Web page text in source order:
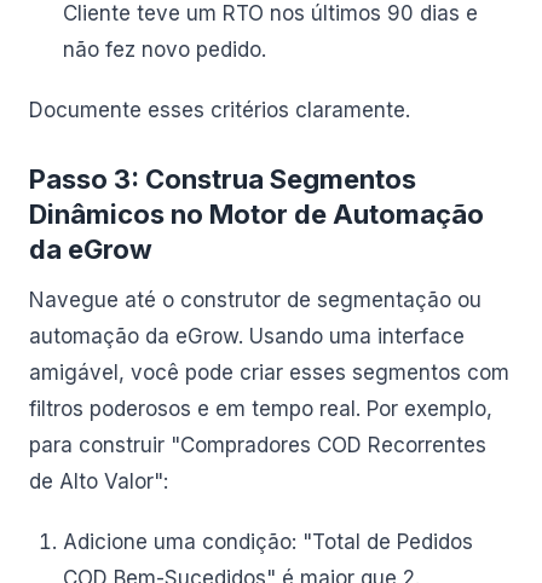
Cliente teve um RTO nos últimos 90 dias e
não fez novo pedido.
Documente esses critérios claramente.
Passo 3: Construa Segmentos
Dinâmicos no Motor de Automação
da eGrow
Navegue até o construtor de segmentação ou
automação da eGrow. Usando uma interface
amigável, você pode criar esses segmentos com
filtros poderosos e em tempo real. Por exemplo,
para construir "Compradores COD Recorrentes
de Alto Valor":
Adicione uma condição: "Total de Pedidos
COD Bem-Sucedidos" é maior que 2.